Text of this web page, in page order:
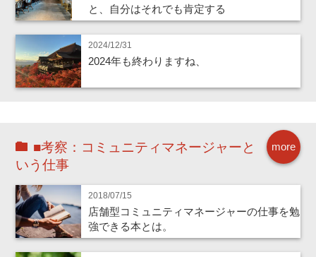
と、自分はそれでも肯定する
2024/12/31
2024年も終わりますね、
more
■考察：コミュニティマネージャーと
いう仕事
2018/07/15
店舗型コミュニティマネージャーの仕事を勉
強できる本とは。